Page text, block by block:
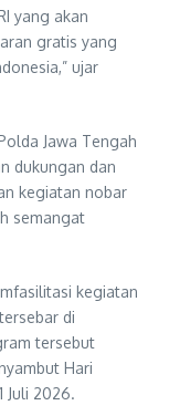
yang akan
gratis yang
ujar
Jawa Tengah
dukungan dan
kegiatan nobar
semangat
kegiatan
di
tersebut
Hari
Juli 2026.